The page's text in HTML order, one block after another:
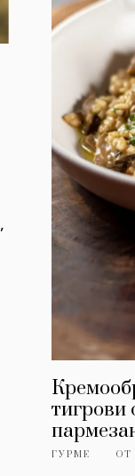
,
тигрови
ГУРМЕ ОТ